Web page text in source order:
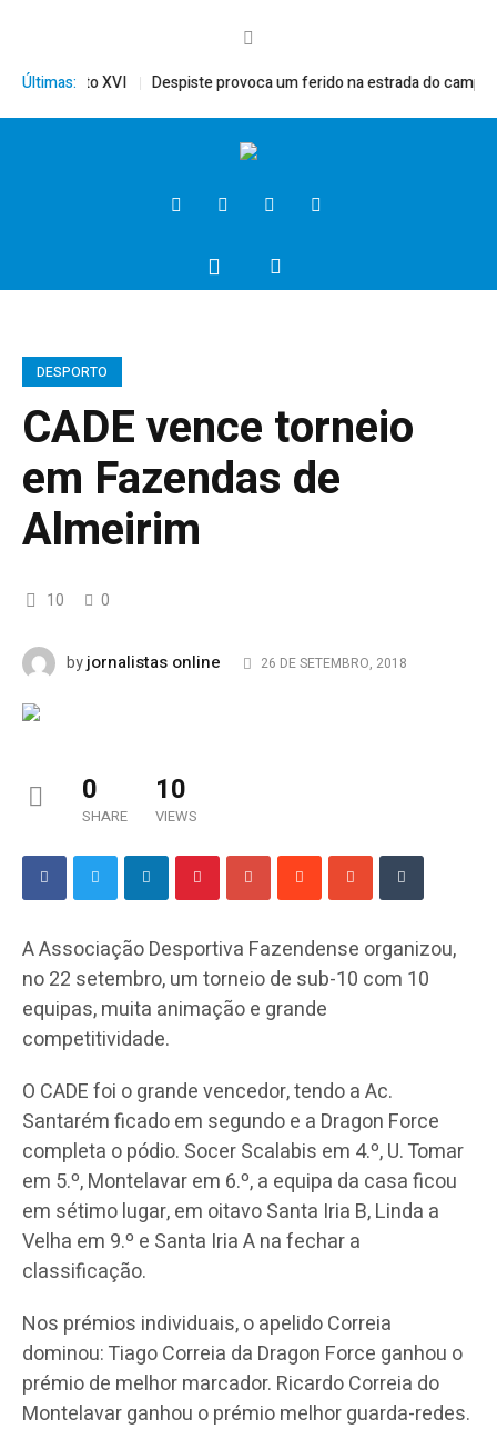
Últimas:
Bento XVI Despiste provoca um ferido na estrada do campo
DESPORTO
CADE vence torneio
em Fazendas de
Almeirim
10 0
byjornalistas online 26 DE SETEMBRO, 2018
0
SHARE
10
VIEWS
A Associação Desportiva Fazendense organizou,
no 22 setembro, um torneio de sub-10 com 10
equipas, muita animação e grande
competitividade.
O CADE foi o grande vencedor, tendo a Ac.
Santarém ficado em segundo e a Dragon Force
completa o pódio. Socer Scalabis em 4.º, U. Tomar
em 5.º, Montelavar em 6.º, a equipa da casa ficou
em sétimo lugar, em oitavo Santa Iria B, Linda a
Velha em 9.º e Santa Iria A na fechar a
classificação.
Nos prémios individuais, o apelido Correia
dominou: Tiago Correia da Dragon Force ganhou o
prémio de melhor marcador. Ricardo Correia do
Montelavar ganhou o prémio melhor guarda-redes.